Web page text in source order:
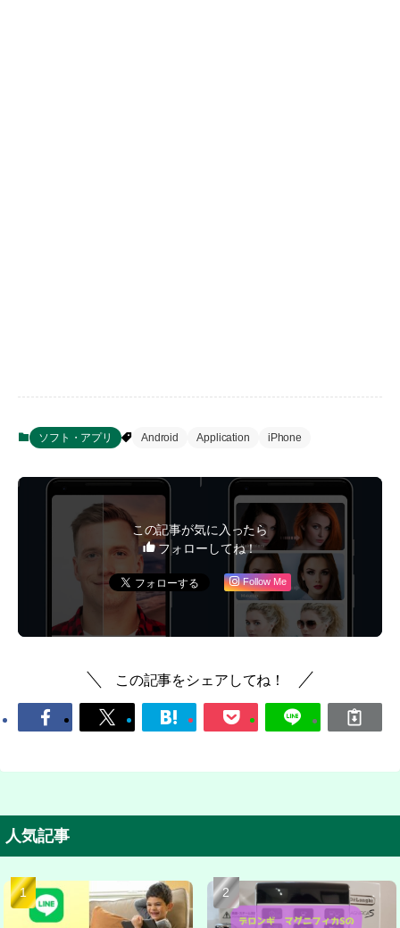
ソフト・アプリ Android Application iPhone
この記事が気に入ったら
フォローしてね！
Follow Me
この記事をシェアしてね！
人気記事